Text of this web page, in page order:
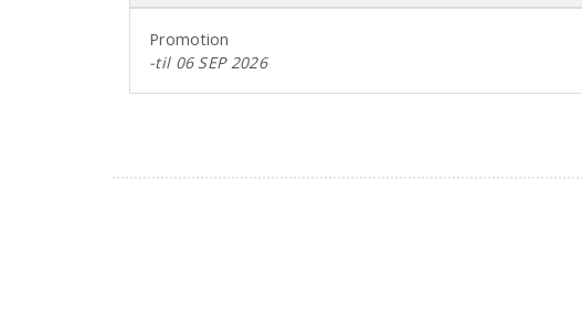
Promotion
-til 06 SEP 2026